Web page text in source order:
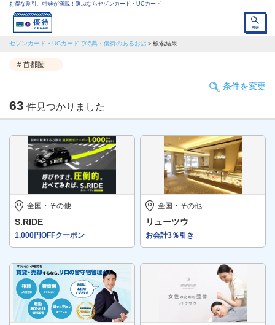
お得な割引、特典が満載！選ぶならセゾンカード・UCカード
セゾンカード・UCカードで特典・優待のあるお店 検索結果
＃首都圏
条件を変更
63 件見つかりました
全国・その他
S.RIDE
1,000円OFFクーポン
全国・その他
リューツウ
お会計3％引き